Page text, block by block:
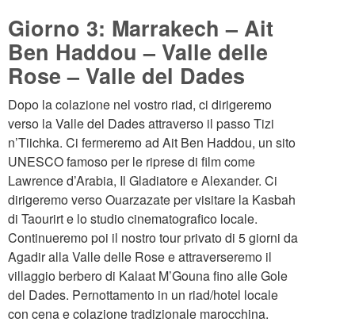
Giorno 3: Marrakech – Ait
Ben Haddou – Valle delle
Rose – Valle del Dades
Dopo la colazione nel vostro riad, ci dirigeremo
verso la Valle del Dades attraverso il passo Tizi
n’Tiichka. Ci fermeremo ad Ait Ben Haddou, un sito
UNESCO famoso per le riprese di film come
Lawrence d’Arabia, Il Gladiatore e Alexander. Ci
dirigeremo verso Ouarzazate per visitare la Kasbah
di Taourirt e lo studio cinematografico locale.
Continueremo poi il nostro tour privato di 5 giorni da
Agadir alla Valle delle Rose e attraverseremo il
villaggio berbero di Kalaat M’Gouna fino alle Gole
del Dades. Pernottamento in un riad/hotel locale
con cena e colazione tradizionale marocchina.